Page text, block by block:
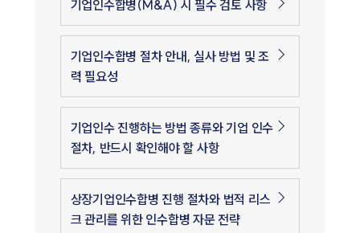
기업인수합병(M&A) 시 필수 검토 사항
기업인수합병 절차 안내, 실사 방법 및 조
력 필요성
기업인수 진행하는 방법 종류와 기업 인수
절차, 반드시 확인해야 할 사항
상장기업인수합병 진행 절차와 법적 리스
크 관리를 위한 인수합병 자문 전략